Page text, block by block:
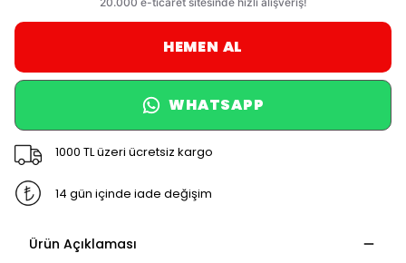
HEMEN AL
WHATSAPP
1000 TL üzeri ücretsiz kargo
14 gün içinde iade değişim
Ürün Açıklaması